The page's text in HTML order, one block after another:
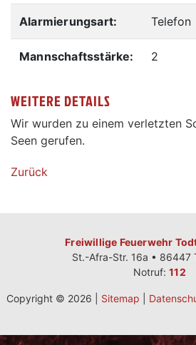
Alarmierungsart: Telefon
Mannschaftsstärke: 2
WEITERE DETAILS
Wir wurden zu einem verletzten
Seen gerufen.
Zurück
Freiwillige Feuerwehr
St.-Afra-Str. 16a • 86447
Notruf:112
Copyright © 2026 | Sitemap